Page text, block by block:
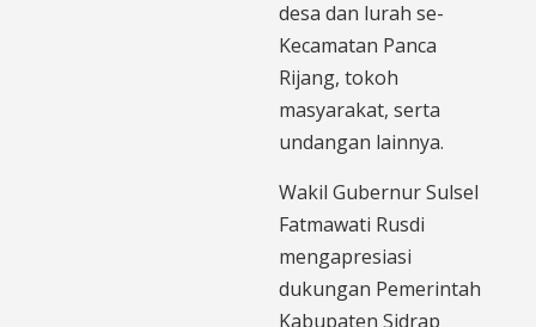
desa dan lurah se-
Kecamatan Panca
Rijang, tokoh
masyarakat, serta
undangan lainnya.
Wakil Gubernur Sulsel
Fatmawati Rusdi
mengapresiasi
dukungan Pemerintah
Kabupaten Sidrap